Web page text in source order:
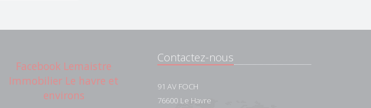
Facebook Lemaistre
Immobilier Le havre et
environs
Contactez-nous
91 AV FOCH
76600 Le Havre